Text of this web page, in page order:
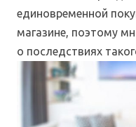
единовременной
магазине, поэтому
о последствиях